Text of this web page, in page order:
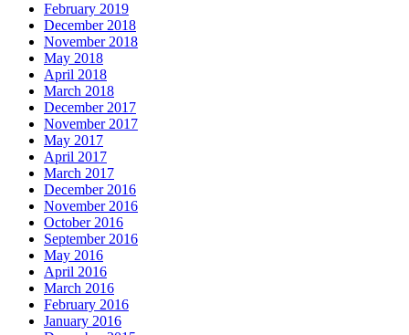
February 2019
December 2018
November 2018
May 2018
April 2018
March 2018
December 2017
November 2017
May 2017
April 2017
March 2017
December 2016
November 2016
October 2016
September 2016
May 2016
April 2016
March 2016
February 2016
January 2016